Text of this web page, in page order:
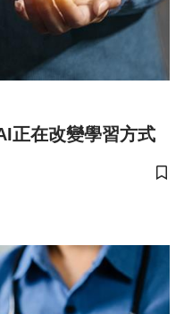
正在改變學習方式
儲